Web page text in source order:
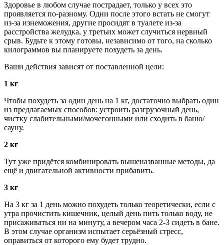
Здоровье в любом случае пострадает, только у всех это
проявляется по-разному. Одни после этого встать не смогут
из-за изнеможения, другие просидят в туалете из-за
расстройства желудка, у третьих может случиться нервный
срыв. Будьте к этому готовы, независимо от того, на сколько
килограммов вы планируете похудеть за день.
Ваши действия зависят от поставленной цели:
1 кг
Чтобы похудеть за один день на 1 кг, достаточно выбрать один
из предлагаемых способов: устроить разгрузочный день,
чистку слабительными/мочегонными или сходить в баню/
сауну.
2 кг
Тут уже придётся комбинировать вышеназванные методы, да
ещё и двигательной активности прибавить.
3 кг
На 3 кг за 1 день можно похудеть только теоретически, если с
утра прочистить кишечник, целый день пить только воду, не
присаживаться ни на минуту, а вечером часа 2-3 сидеть в бане.
В этом случае организм испытает серьёзный стресс,
оправиться от которого ему будет трудно.